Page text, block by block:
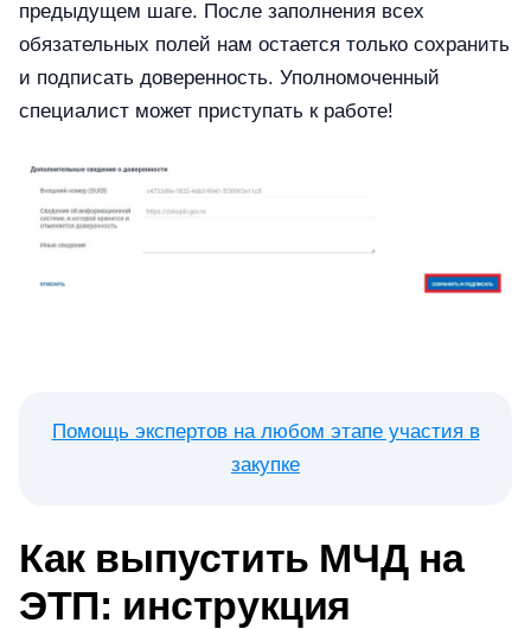
предыдущем шаге. После заполнения всех
обязательных полей нам остается только сохранить
и подписать доверенность. Уполномоченный
специалист может приступать к работе!
Помощь экспертов на любом этапе участия в
закупке
Как выпустить МЧД на
ЭТП: инструкция